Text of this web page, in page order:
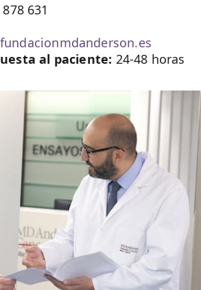
631
al paciente: 24-48 horas